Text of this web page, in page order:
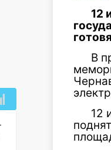
12
В
12